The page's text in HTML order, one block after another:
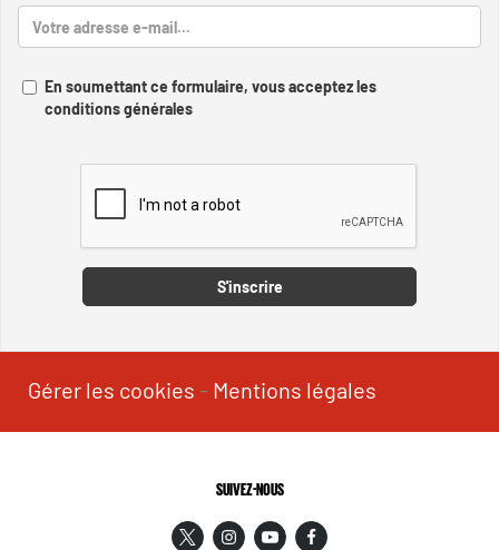
En soumettant ce formulaire, vous acceptez les
conditions générales
S'inscrire
Gérer les cookies - Mentions légales
SUIVEZ-NOUS